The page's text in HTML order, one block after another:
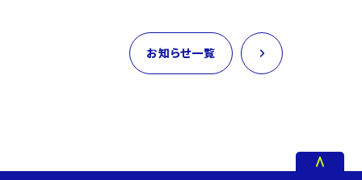
お知らせ一覧